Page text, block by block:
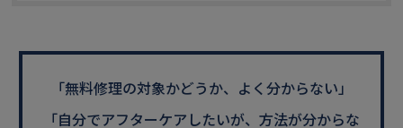
「無料修理の対象かどうか、よく分からない」
「自分でアフターケアしたいが、方法が分からな